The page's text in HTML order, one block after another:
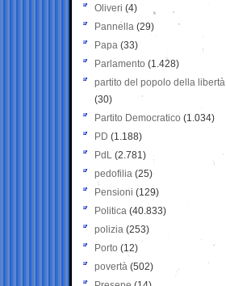
Oliveri (4)
Pannella (29)
Papa (33)
Parlamento (1.428)
partito del popolo della libertà
(30)
Partito Democratico (1.034)
PD (1.188)
PdL (2.781)
pedofilia (25)
Pensioni (129)
Politica (40.833)
polizia (253)
Porto (12)
povertà (502)